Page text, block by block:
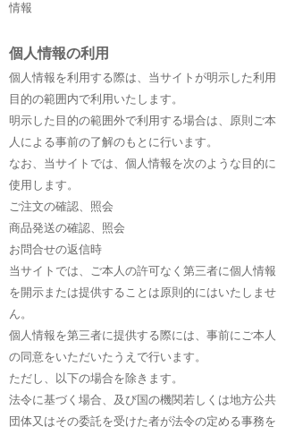
情報
個人情報の利用
個人情報を利用する際は、当サイトが明示した利用
目的の範囲内で利用いたします。
明示した目的の範囲外で利用する場合は、原則ご本
人による事前の了解のもとに行います。
なお、当サイトでは、個人情報を次のような目的に
使用します。
ご注文の確認、照会
商品発送の確認、照会
お問合せの返信時
当サイトでは、ご本人の許可なく第三者に個人情報
を開示または提供することは原則的にはいたしませ
ん。
個人情報を第三者に提供する際には、事前にご本人
の同意をいただいたうえで行います。
ただし、以下の場合を除きます。
法令に基づく場合、及び国の機関若しくは地方公共
団体又はその委託を受けた者が法令の定める事務を